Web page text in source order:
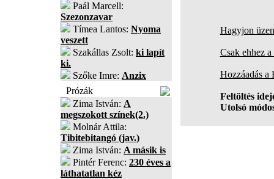
Paál Marcell:
Szezonzavar
Tímea Lantos: Nyoma
veszett
Szakállas Zsolt: ki lapít
ki.
Szőke Imre: Anzix
Prózák
Zima István: A
megszokott színek(2.)
Molnár Attila:
Tibitebitangó (jav.)
Zima István: A másik is
Pintér Ferenc: 230 éves a
láthatatlan kéz
Hagyjon
Csak ehhez
Hozzáadás
Feltöltés
Utolsó